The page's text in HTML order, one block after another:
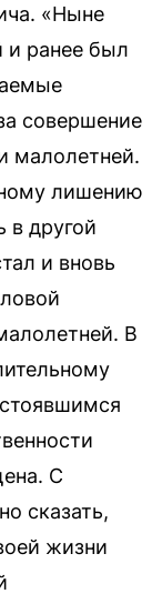
«Ныне
и ранее был
совершение
малолетней.
лишению
другой
и вновь
В
С
сказать,
жизни